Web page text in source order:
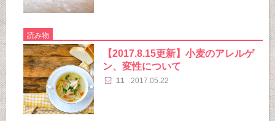
読み物
【2017.8.15更新】小麦のアレルゲ
ン、変性について
11 2017.05.22